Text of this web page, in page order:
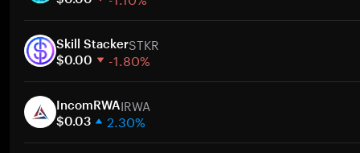
30 días
Capitalización de mercado
Skill StackerSTKR
$0.00 -1.80%
30 días
Capitalización de mercado
IncomRWAIRWA
$0.03 2.30%